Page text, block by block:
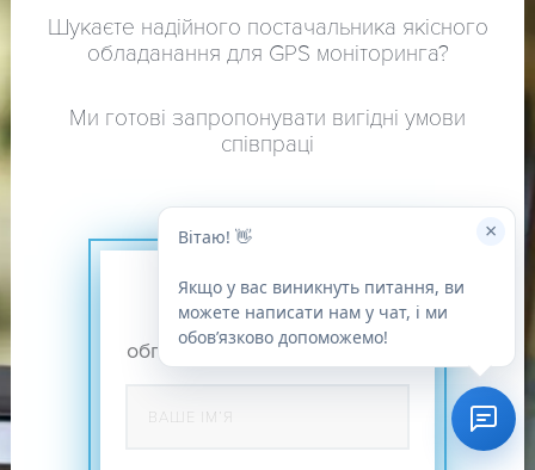
Вітаю! 👋
Якщо у вас виникнуть питання, ви
можете написати нам у чат, і ми
обовʼязково допоможемо!
×
Шукаєте надійного постачальника якісного
обладанання для GPS моніторинга?
Ми готові запропонувати вигідні умови
співпраці
ЗАЛИШТЕ ЗАЯВКУ
ми передзвонимо і
обговоримо умови співпраці